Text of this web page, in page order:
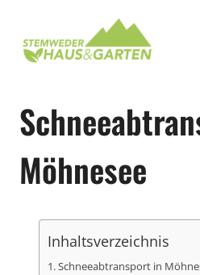
springen
Möhnesee
Inhaltsverzeichnis
Schneeabtransport in